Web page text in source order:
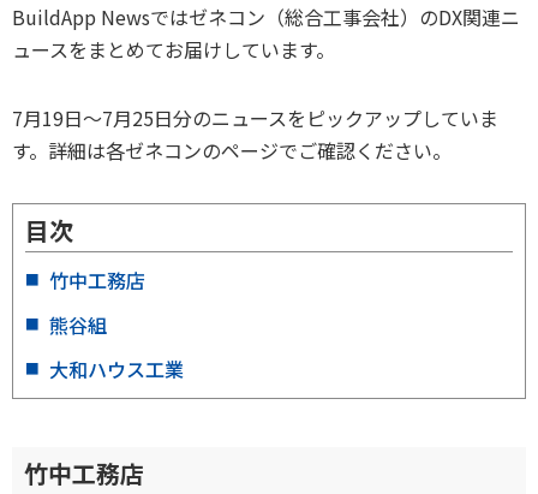
BuildApp Newsではゼネコン（総合工事会社）のDX関連ニ
ュースをまとめてお届けしています。
7月19日～7月25日分のニュースをピックアップしていま
す。詳細は各ゼネコンのページでご確認ください。
目次
竹中工務店
熊谷組
大和ハウス工業
竹中工務店